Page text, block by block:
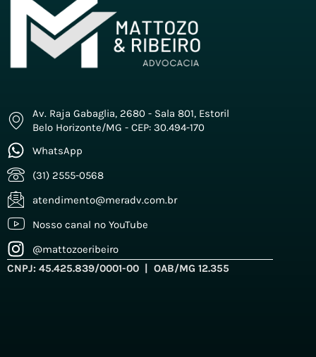
Av. Raja Gabaglia, 2680 - Sala 801, Estoril
Belo Horizonte/MG - CEP: 30.494-170
WhatsApp
(31) 2555-0568
atendimento@meradv.com.br
Nosso canal no YouTube
@mattozoeribeiro
CNPJ: 45.425.839/0001-00 | OAB/MG 12.355